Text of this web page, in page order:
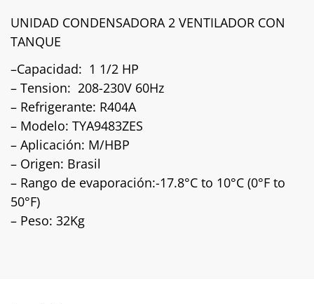
UNIDAD CONDENSADORA 2 VENTILADOR CON
TANQUE
–Capacidad: 1 1/2 HP
– Tension: 208-230V 60Hz
– Refrigerante: R404A
– Modelo: TYA9483ZES
– Aplicación: M/HBP
– Origen: Brasil
– Rango de evaporación:-17.8°C to 10°C (0°F to
50°F)
– Peso: 32Kg